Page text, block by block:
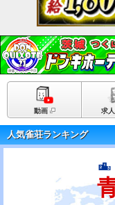
動画 求
人気雀荘ランキング